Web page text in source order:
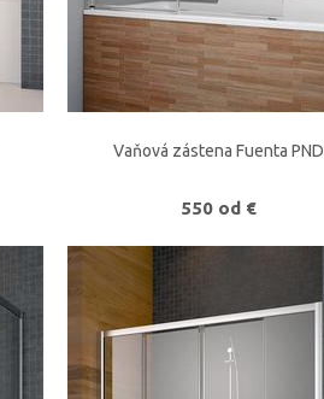
Vaňová zástena Fuenta PND
550 od €